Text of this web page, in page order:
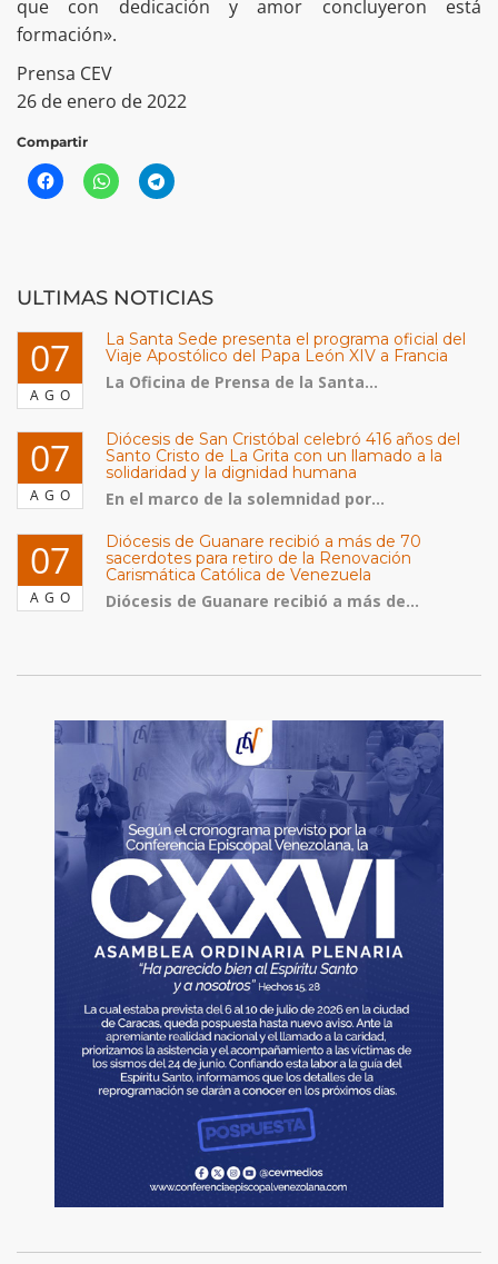
que con dedicación y amor concluyeron está
formación».
Prensa CEV
26 de enero de 2022
Compartir
ULTIMAS NOTICIAS
07
AGO
La Santa Sede presenta el programa oficial del
Viaje Apostólico del Papa León XIV a Francia
La Oficina de Prensa de la Santa...
07
AGO
Diócesis de San Cristóbal celebró 416 años del
Santo Cristo de La Grita con un llamado a la
solidaridad y la dignidad humana
En el marco de la solemnidad por...
07
AGO
Diócesis de Guanare recibió a más de 70
sacerdotes para retiro de la Renovación
Carismática Católica de Venezuela
Diócesis de Guanare recibió a más de...